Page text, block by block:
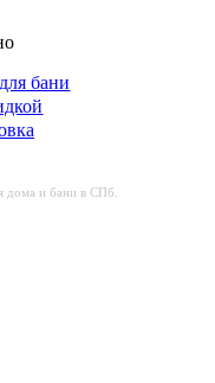
бани
дома и бани в СПб.